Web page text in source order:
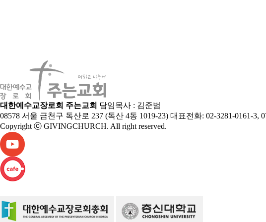
대한예수교장로회 주는교회 담임목사 : 김준범
08578 서울 금천구 독산로 237 (독산 4동 1019-23) 대표전화: 02-3281-0161-3,
Copyright ⓒ GIVINGCHURCH. All right reserved.